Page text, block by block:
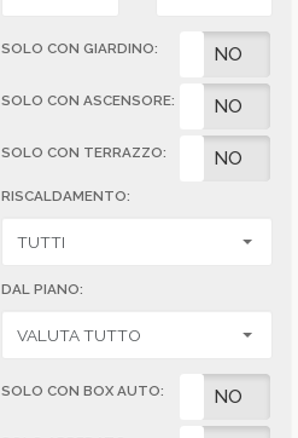
SOLO CON GIARDINO:
SI NO
SOLO CON ASCENSORE:
SI NO
SOLO CON TERRAZZO:
SI NO
RISCALDAMENTO:
DAL PIANO:
SOLO CON BOX AUTO:
SI NO